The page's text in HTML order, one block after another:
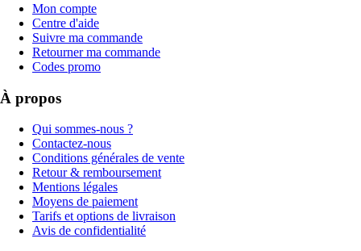
Mon compte
Centre d'aide
Suivre ma commande
Retourner ma commande
Codes promo
À propos
Qui sommes-nous ?
Contactez-nous
Conditions générales de vente
Retour & remboursement
Mentions légales
Moyens de paiement
Tarifs et options de livraison
Avis de confidentialité